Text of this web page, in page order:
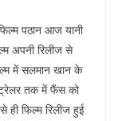
पठान आज यानी
अपनी रिलीज से
में सलमान खान के
तक में फैंस को
फिल्म रिलीज हुई